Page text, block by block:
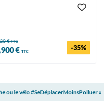
€TTC
€ TTC -35%
ou le vélo #SeDéplacerMoinsPolluer »